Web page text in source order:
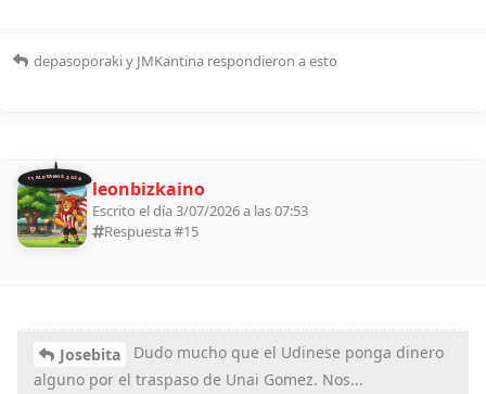
depasoporakiy JMKantina respondieron a esto
11 ALDEANOS 2026 leonbizkaino
Escrito el día 3/07/2026 a las 07:53
Respuesta #15
Josebita
Dudo mucho que el Udinese ponga dinero
alguno por el traspaso de Unai Gomez. Nos...